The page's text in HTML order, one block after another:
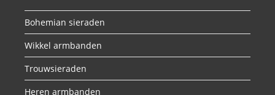
Bohemian sieraden
Wikkel armbanden
Trouwsieraden
Heren armbanden